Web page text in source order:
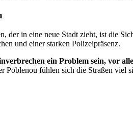
der in eine neue Stadt zieht, ist die
und einer starken Polizeipräsenz.
ein Problem sein, vor
Poblenou fühlen sich die Straßen viel